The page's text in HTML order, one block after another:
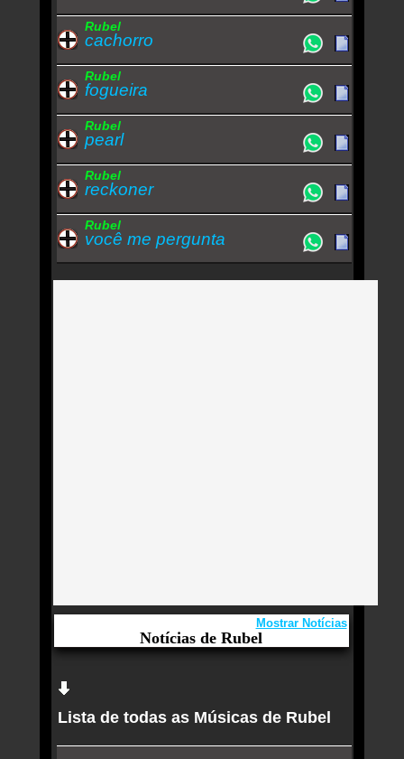
Rubel
cachorro
Rubel
fogueira
Rubel
pearl
Rubel
reckoner
Rubel
você me pergunta
Notícias de Rubel
Mostrar Notícias
Aqui você curte Rubel e seus Sucessos, Antigas,
Novas e os Lançamentos.
Rubel, carioca que casa folk e MPB, apresenta
show do disco Pearl em SP
Lista de todas as Músicas de Rubel